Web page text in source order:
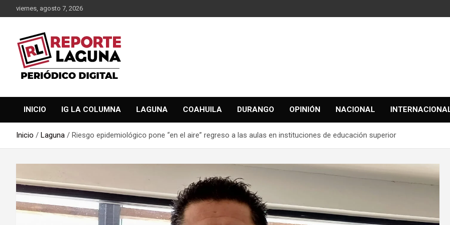
al
viernes, agosto 7, 2026
Reporte Laguna
INICIO IG LA COLUMNA LAGUNA COAHUILA DURANGO OPINIÓN NACIONAL
Inicio Laguna Riesgo epidemiológico pone “en el aire” regreso a las aulas en instituciones de educación superior